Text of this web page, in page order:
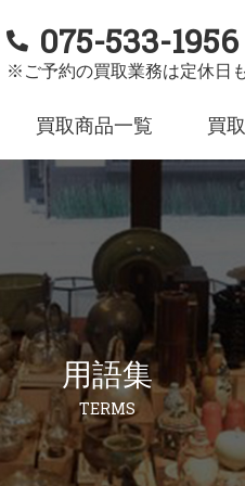
075-533-1956
※ご予約の買取業務は定休日
買取商品一覧 買
用語集
TERMS